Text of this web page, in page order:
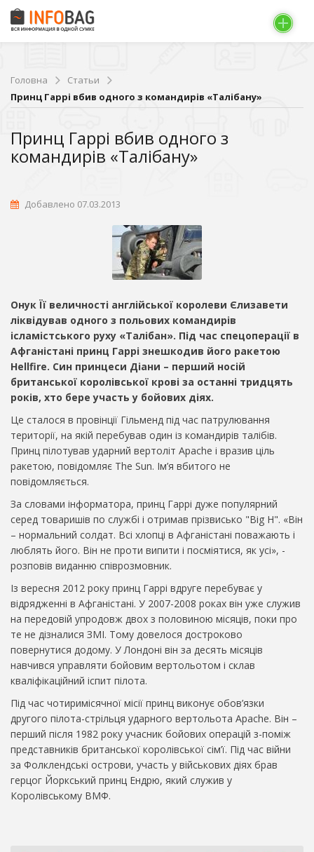
Головна
Статьи
Принц Гаррі вбив одного з командирів «Талібану»
Принц Гаррі вбив одного з
командирів «Талібану»
Добавлено 07.03.2013
Онук Її величності англійської королеви Єлизавети
ліквідував одного з польових командирів
ісламістського руху «Талібан». Під час спецоперації в
Афганістані принц Гаррі знешкодив його ракетою
Hellfire. Син принцеси Діани – перший носій
британської королівської крові за останні тридцять
років, хто бере участь у бойових діях.
Це сталося в провінції Гільменд під час патрулювання
території, на якій перебував один із командирів талібів.
Принц пілотував ударний вертоліт Apache і вразив ціль
ракетою, повідомляє The Sun. Ім’я вбитого не
повідомляється.
За словами інформатора, принц Гаррі дуже популярний
серед товаришів по службі і отримав прізвисько "Big H". «Він
– нормальний солдат. Всі хлопці в Афганістані поважають і
люблять його. Він не проти випити і посміятися, як усі», -
розповів виданню співрозмовник.
Із вересня 2012 року принц Гаррі вдруге перебуває у
відрядженні в Афганістані. У 2007-2008 роках він уже служив
на передовій упродовж двох з половиною місяців, поки про
те не дізналися ЗМІ. Тому довелося достроково
повернутися додому. У Лондоні він за десять місяців
навчився управляти бойовим вертольотом і склав
кваліфікаційний іспит пілота.
Під час чотиримісячної місії принц виконує обов’язки
другого пілота-стрільця ударного вертольота Apache. Він –
перший після 1982 року учасник бойових операцій з-поміж
представників британської королівської сім’ї. Під час війни
за Фолклендські острови, участь у військових діях брав
герцог Йоркський принц Ендрю, який служив у
Королівському ВМФ.